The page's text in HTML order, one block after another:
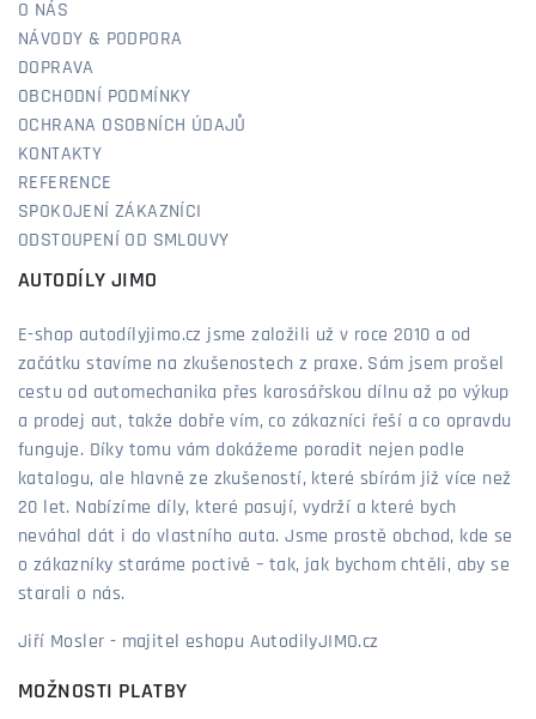
O NÁS
NÁVODY & PODPORA
DOPRAVA
OBCHODNÍ PODMÍNKY
OCHRANA OSOBNÍCH ÚDAJŮ
KONTAKTY
REFERENCE
SPOKOJENÍ ZÁKAZNÍCI
ODSTOUPENÍ OD SMLOUVY
AUTODÍLY JIMO
E-shop autodílyjimo.cz jsme založili už v roce 2010 a od
začátku stavíme na zkušenostech z praxe. Sám jsem prošel
cestu od automechanika přes karosářskou dílnu až po výkup
a prodej aut, takže dobře vím, co zákazníci řeší a co opravdu
funguje. Díky tomu vám dokážeme poradit nejen podle
katalogu, ale hlavně ze zkušeností, které sbírám již více než
20 let. Nabízíme díly, které pasují, vydrží a které bych
neváhal dát i do vlastního auta. Jsme prostě obchod, kde se
o zákazníky staráme poctivě – tak, jak bychom chtěli, aby se
starali o nás.
Jiří Mosler - majitel eshopu AutodilyJIMO.cz
MOŽNOSTI PLATBY